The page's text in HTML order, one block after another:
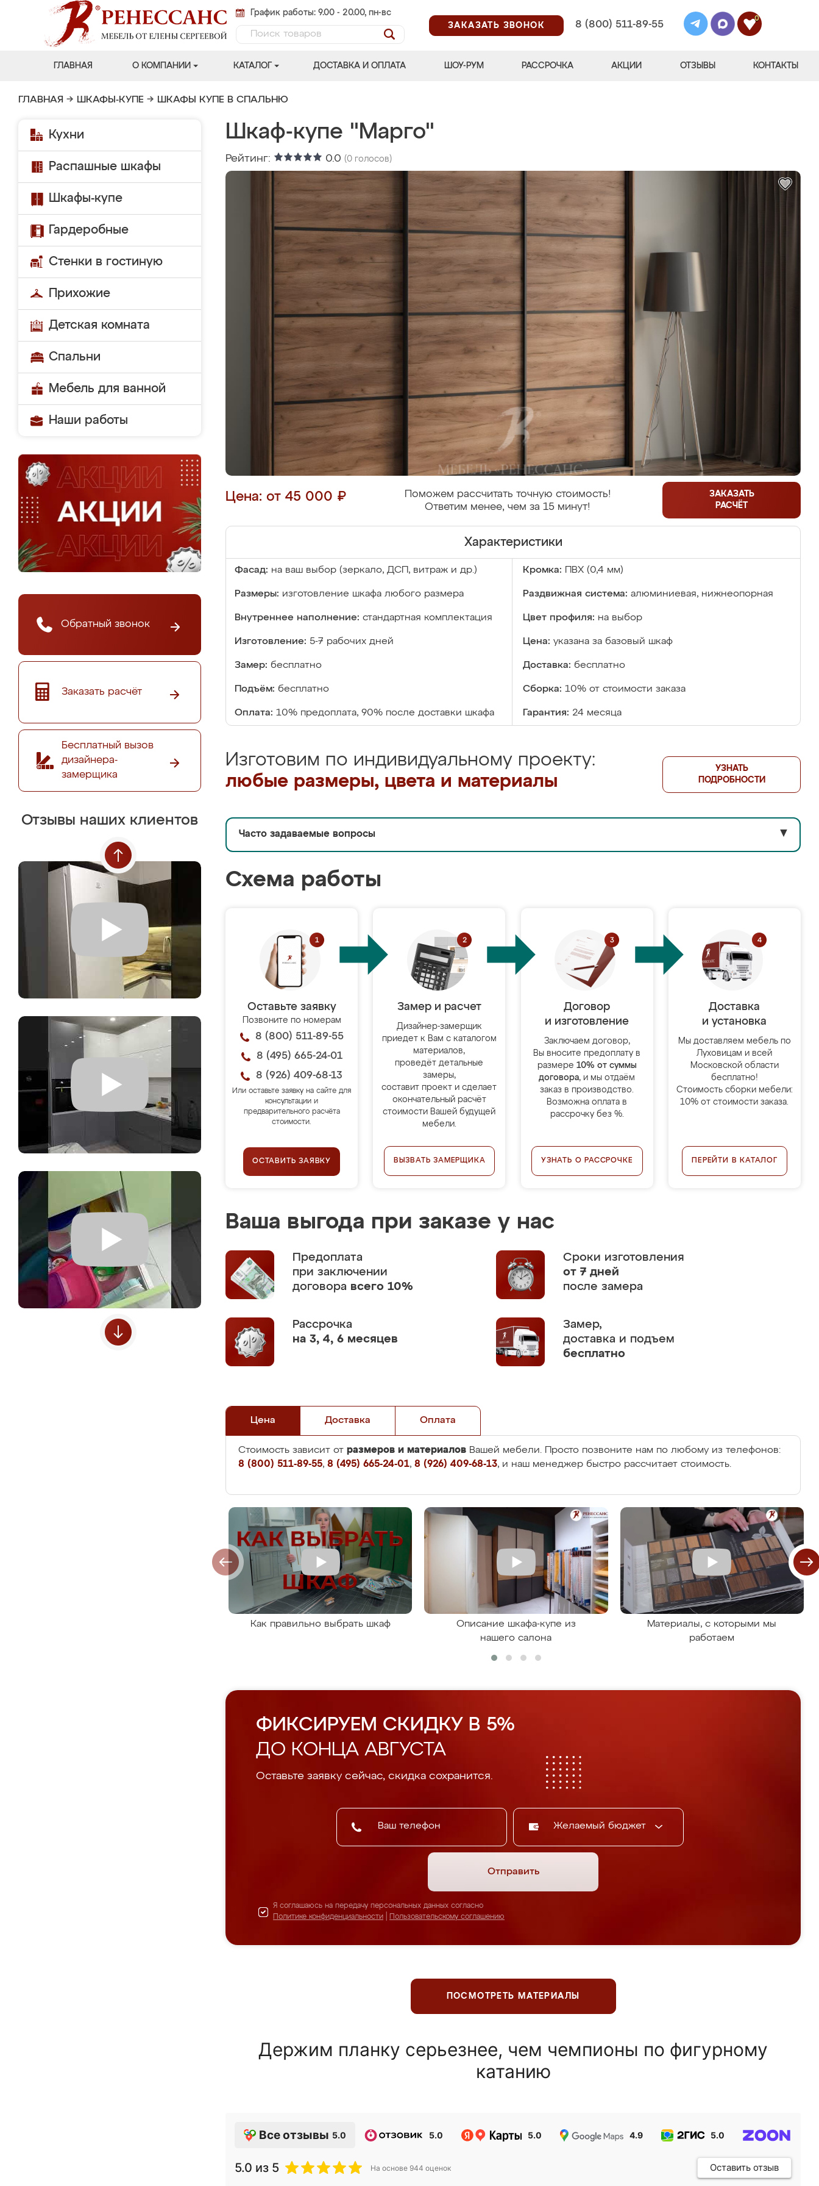
График работы: 9.00 - 20.00, пн-вс
ЗАКАЗАТЬ ЗВОНОК
8 (800) 511-89-55
0
ГЛАВНАЯ О КОМПАНИИ КАТАЛОГ ДОСТАВКА И ОПЛАТА ШОУ-РУМ РАССРОЧКА АКЦИИ ОТЗЫВЫ КОНТАКТЫ
ГЛАВНАЯ → ШКАФЫ-КУПЕ → ШКАФЫ КУПЕ В СПАЛЬНЮ
Кухни
Распашные шкафы
Шкафы-купе
Гардеробные
Стенки в гостиную
Прихожие
Детская комната
Спальни
Мебель для ванной
Наши работы
Обратный звонок
Заказать расчёт
Бесплатный вызов
дизайнера-
замерщика
Отзывы наших клиентов
Шкаф-купе "Марго"
Рейтинг: 0.0 (0 голосов)
Цена: от 45 000 ₽
Поможем рассчитать точную стоимость!
Ответим менее, чем за 15 минут!
ЗАКАЗАТЬ
РАСЧЁТ
Характеристики
Фасад: на ваш выбор (зеркало, ДСП, витраж и др.) Кромка: ПВХ (0,4 мм)
Размеры: изготовление шкафа любого размера Раздвижная система: алюминиевая, нижнеопорная
Внутреннее наполнение: стандартная комплектация Цвет профиля: на выбор
Изготовление: 5-7 рабочих дней Цена: указана за базовый шкаф
Замер: бесплатно Доставка: бесплатно
Подъём: бесплатно Сборка: 10% от стоимости заказа
Оплата: 10% предоплата, 90% после доставки шкафа Гарантия: 24 месяца
Изготовим по индивидуальному проекту:
любые размеры, цвета и материалы
УЗНАТЬ
ПОДРОБНОСТИ
Часто задаваемые вопросы ▼
Схема работы
Оставьте заявку
Позвоните по номерам
8 (800) 511-89-55
8 (495) 665-24-01
8 (926) 409-68-13
Или оставьте заявку на сайте для
консультации и
предварительного расчёта
стоимости.
ОСТАВИТЬ ЗАЯВКУ
Замер и расчет
Дизайнер-замерщик
приедет к Вам с каталогом
материалов,
проведёт детальные
замеры,
составит проект и сделает
окончательный расчёт
стоимости Вашей будущей
мебели.
ВЫЗВАТЬ ЗАМЕРЩИКА
Договор
и изготовление
Заключаем договор,
Вы вносите предоплату в
размере 10% от суммы
договора, и мы отдаём
заказ в производство.
Возможна оплата в
рассрочку без %.
УЗНАТЬ О РАССРОЧКЕ
Доставка
и установка
Мы доставляем мебель по
Луховицам и всей
Московской области
бесплатно!
Стоимость сборки мебели:
10% от стоимости заказа.
ПЕРЕЙТИ В КАТАЛОГ
Ваша выгода при заказе у нас
Предоплата
при заключении
договора всего 10%
Сроки изготовления
от 7 дней
после замера
Рассрочка
на 3, 4, 6 месяцев
Замер,
доставка и подъем
бесплатно
Цена Доставка Оплата
Стоимость зависит от размеров и материалов Вашей мебели. Просто позвоните нам по любому из телефонов:
8 (800) 511-89-55, 8 (495) 665-24-01, 8 (926) 409-68-13, и наш менеджер быстро рассчитает стоимость.
Как правильно выбрать шкаф
Описание шкафа-купе из
нашего салона
Материалы, с которыми мы
работаем
ФИКСИРУЕМ СКИДКУ В 5%
ДО КОНЦА АВГУСТА
Оставьте заявку сейчас, скидка сохранится.
Желаемый бюджет
Отправить
Я соглашаюсь на передачу персональных данных согласно
Политике конфиденциальности
Пользовательскому соглашению
ПОСМОТРЕТЬ МАТЕРИАЛЫ
Держим планку серьезнее, чем чемпионы по фигурному
катанию
Все отзывы 5.0 5.0 5.0 4.9 5.0
5.0 из 5 На основе 944 оценок Оставить отзыв